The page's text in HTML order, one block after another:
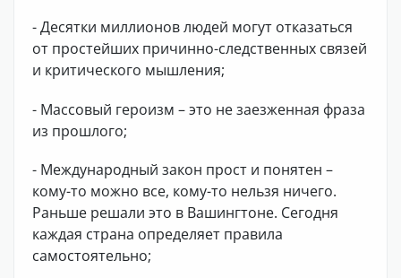
- Десятки миллионов людей могут отказаться
от простейших причинно-следственных связей
и критического мышления;
- Массовый героизм – это не заезженная фраза
из прошлого;
- Международный закон прост и понятен –
кому-то можно все, кому-то нельзя ничего.
Раньше решали это в Вашингтоне. Сегодня
каждая страна определяет правила
самостоятельно;